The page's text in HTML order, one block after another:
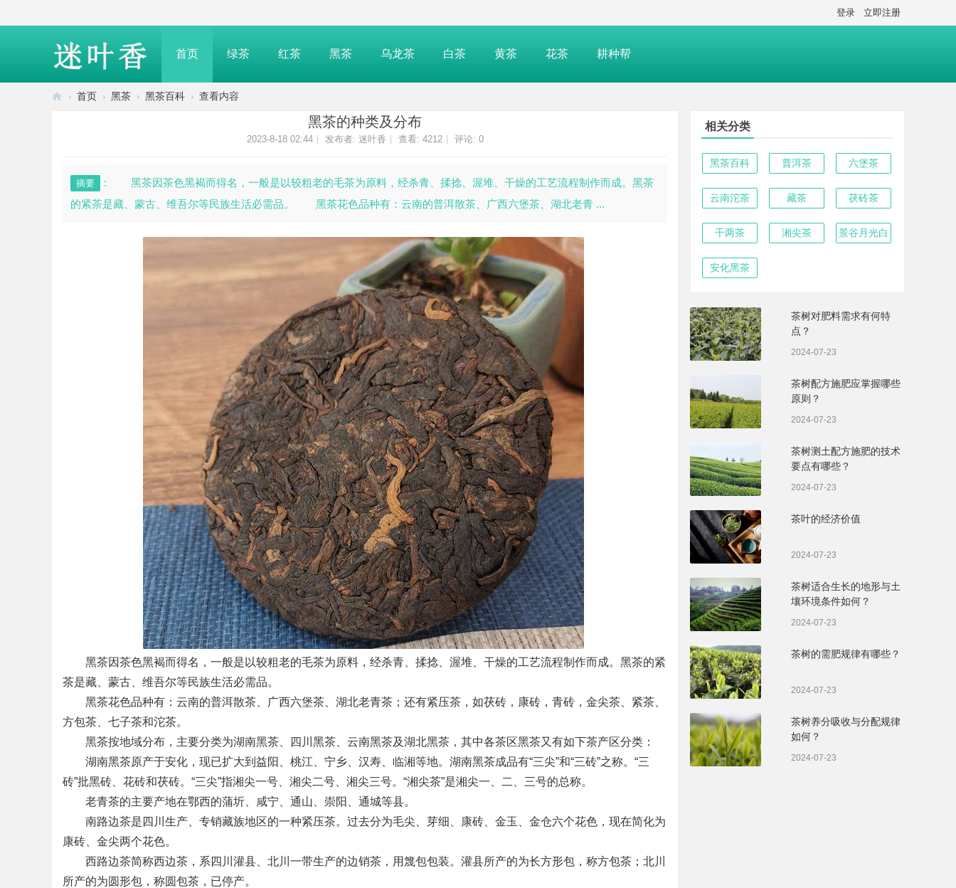
登录 立即注册
首页 绿茶 红茶 黑茶 乌龙茶 白茶 黄茶 花茶 耕种帮
› 首页 › 黑茶 › 黑茶百科 › 查看内容
黑茶的种类及分布
2023-8-18 02:44 发布者: 迷叶香 查看: 4212 评论: 0
摘要
: 黑茶因茶色黑褐而得名，一般是以较粗老的毛茶为原料，经杀青、揉捻、渥堆、干燥的工艺流程制作而成。黑茶
的紧茶是藏、蒙古、维吾尔等民族生活必需品。 黑茶花色品种有：云南的普洱散茶、广西六堡茶、湖北老青 ...
黑茶因茶色黑褐而得名，一般是以较粗老的毛茶为原料，经杀青、揉捻、渥堆、干燥的工艺流程制作而成。黑茶的紧
茶是藏、蒙古、维吾尔等民族生活必需品。
黑茶花色品种有：云南的普洱散茶、广西六堡茶、湖北老青茶；还有紧压茶，如茯砖，康砖，青砖，金尖茶、紧茶、
方包茶、七子茶和沱茶。
黑茶按地域分布，主要分类为湖南黑茶、四川黑茶、云南黑茶及湖北黑茶，其中各茶区黑茶又有如下茶产区分类：
湖南黑茶原产于安化，现已扩大到益阳、桃江、宁乡、汉寿、临湘等地。湖南黑茶成品有“三尖”和“三砖”之称。“三
砖”批黑砖、花砖和茯砖。“三尖”指湘尖一号、湘尖二号、湘尖三号。“湘尖茶”是湘尖一、二、三号的总称。
老青茶的主要产地在鄂西的蒲圻、咸宁、通山、崇阳、通城等县。
南路边茶是四川生产、专销藏族地区的一种紧压茶。过去分为毛尖、芽细、康砖、金玉、金仓六个花色，现在简化为
康砖、金尖两个花色。
西路边茶简称西边茶，系四川灌县、北川一带生产的边销茶，用篾包包装。灌县所产的为长方形包，称方包茶；北川
所产的为圆形包，称圆包茶，已停产。
相关分类
黑茶百科 普洱茶 六堡茶
云南沱茶 藏茶 茯砖茶
千两茶 湘尖茶 景谷月光白
安化黑茶
茶树对肥料需求有何特
点？
2024-07-23
茶树配方施肥应掌握哪些
原则？
2024-07-23
茶树测土配方施肥的技术
要点有哪些？
2024-07-23
茶叶的经济价值
2024-07-23
茶树适合生长的地形与土
壤环境条件如何？
2024-07-23
茶树的需肥规律有哪些？
2024-07-23
茶树养分吸收与分配规律
如何？
2024-07-23